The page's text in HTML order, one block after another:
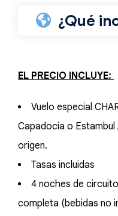
¿Qué
EL PRECIO INCLUYE:
Vuelo especial
Capadocia o
origen.
Tasas incluidas
4 noches de
completa (bebidas no